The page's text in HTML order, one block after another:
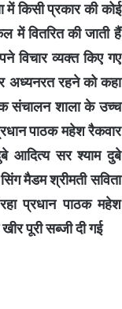
में किसी प्रकार की कोई
में वितरित की जाती हैं
विचार व्यक्त किए गए
अध्यनरत रहने को कहा
संचालन शाला के उच्च
पाठक महेश रैकवार
आदित्य सर श्याम दुबे
मैडम श्रीमती सविता
प्रधान पाठक महेश
पूरी सब्जी दी गई